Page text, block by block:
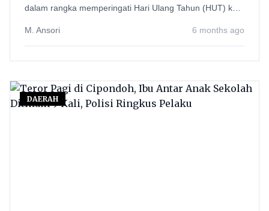
dalam rangka memperingati Hari Ulang Tahun (HUT) ke-
M. Ansori
6 months ago
DAERAH